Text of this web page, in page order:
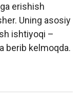
erishish
Uning asosiy
ishtiyoqi –
berib kelmoqda.